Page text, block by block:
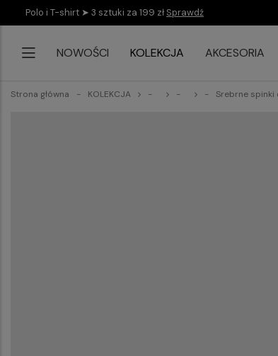
Polo i T-shirt ➤ 3 sztuki za 199 zł Sprawdź
NOWOŚCI KOLEKCJA AKCESORIA
Strona główna KOLEKCJA Srebrne spinki